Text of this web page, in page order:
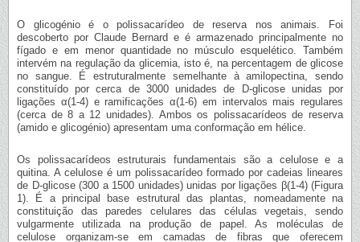
O glicogénio é o polissacarídeo de reserva nos animais. Foi
descoberto por Claude Bernard e é armazenado principalmente no
fígado e em menor quantidade no músculo esquelético. Também
intervém na regulação da glicemia, isto é, na percentagem de glicose
no sangue. É estruturalmente semelhante à amilopectina, sendo
constituído por cerca de 3000 unidades de D-glicose unidas por
ligações α(1-4) e ramificações α(1-6) em intervalos mais regulares
(cerca de 8 a 12 unidades). Ambos os polissacarídeos de reserva
(amido e glicogénio) apresentam uma conformação em hélice.
Os polissacarídeos estruturais fundamentais são a celulose e a
quitina. A celulose é um polissacarídeo formado por cadeias lineares
de D-glicose (300 a 1500 unidades) unidas por ligações β(1-4) (Figura
1). É a principal base estrutural das plantas, nomeadamente na
constituição das paredes celulares das células vegetais, sendo
vulgarmente utilizada na produção de papel. As moléculas de
celulose organizam-se em camadas de fibras que oferecem